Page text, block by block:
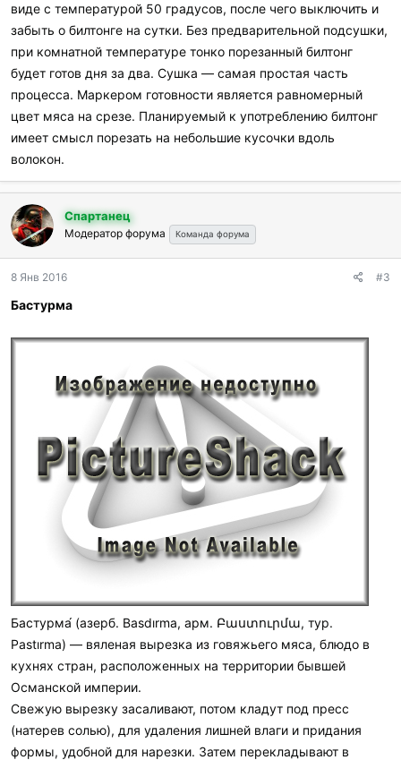
виде с температурой 50 градусов, после чего выключить и
забыть о билтонге на сутки. Без предварительной подсушки,
при комнатной температуре тонко порезанный билтонг
будет готов дня за два. Сушка — самая простая часть
процесса. Маркером готовности является равномерный
цвет мяса на срезе. Планируемый к употреблению билтонг
имеет смысл порезать на небольшие кусочки вдоль
волокон.
Спартанец
Модератор форума Команда форума
8 Янв 2016 #3
Бастурма
Бастурма́ (азерб. Basdırma, арм. Բաստուրմա, тур.
Pastırma) — вяленая вырезка из говяжьего мяса, блюдо в
кухнях стран, расположенных на территории бывшей
Османской империи.
Свежую вырезку засаливают, потом кладут под пресс
(натерев солью), для удаления лишней влаги и придания
формы, удобной для нарезки. Затем перекладывают в